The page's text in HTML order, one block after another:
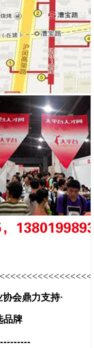
会鼎力支持·
品牌